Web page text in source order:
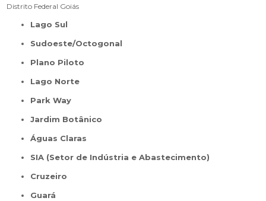
Distrito Federal Goiás
Lago Sul
Sudoeste/Octogonal
Plano Piloto
Lago Norte
Park Way
Jardim Botânico
Águas Claras
SIA (Setor de Indústria e Abastecimento)
Cruzeiro
Guará